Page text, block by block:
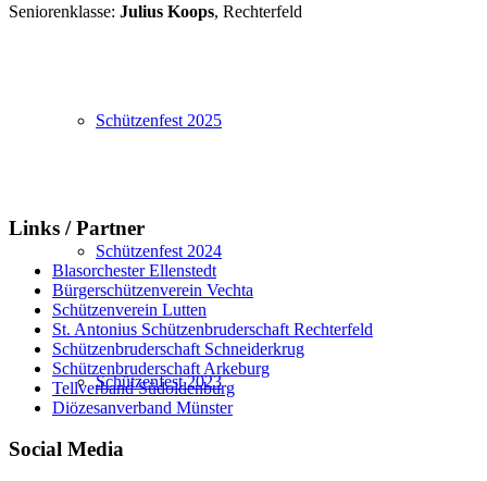
Schützenfest 2025
Schützenfest 2024
Schützenfest 2023
Seniorenklasse: Julius Koops, Rechterfeld
Links / Partner
Blasorchester Ellenstedt
Bürgerschützenverein Vechta
Schützenverein Lutten
St. Antonius Schützenbruderschaft Rechterfeld
Schützenbruderschaft Schneiderkrug
Schützenbruderschaft Arkeburg
Tellverband Südoldenburg
Diözesanverband Münster
Social Media